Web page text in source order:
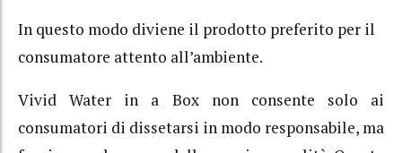
In questo modo diviene il prodotto preferito per il
consumatore attento all’ambiente.
Vivid Water in a Box non consente solo ai
consumatori di dissetarsi in modo responsabile, ma